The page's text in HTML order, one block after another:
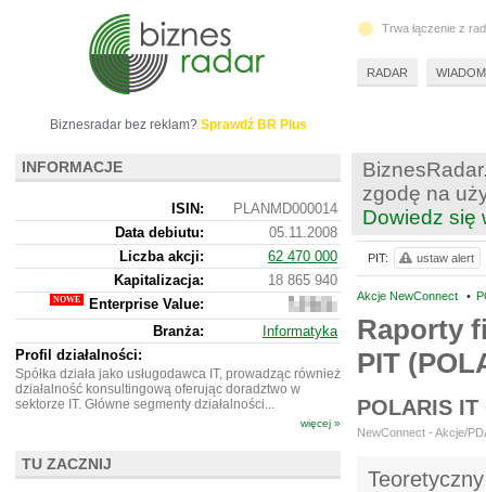
zgodę na
Dowiedz się
Akcje NewConnect •
Raporty
PIT
POLARIS IT
NewConnect - Akcje/
PIT: ustaw alert
Biznesradar bez reklam? Sprawdź BR Plus
INFORMACJE
ISIN:
PLANMD000014
Data debiutu:
05.11.2008
Liczba akcji:
62 470 000
Kapitalizacja:
18 865 940
Enterprise Value:
18
864
940
Branża:
Informatyka
Profil działalności:
Spółka działa jako usługodawca IT, prowadząc również
działalność konsultingową oferując doradztwo w
sektorze IT. Główne segmenty działalności...
więcej »
TU ZACZNIJ
Trwa łączenie z
RADAR